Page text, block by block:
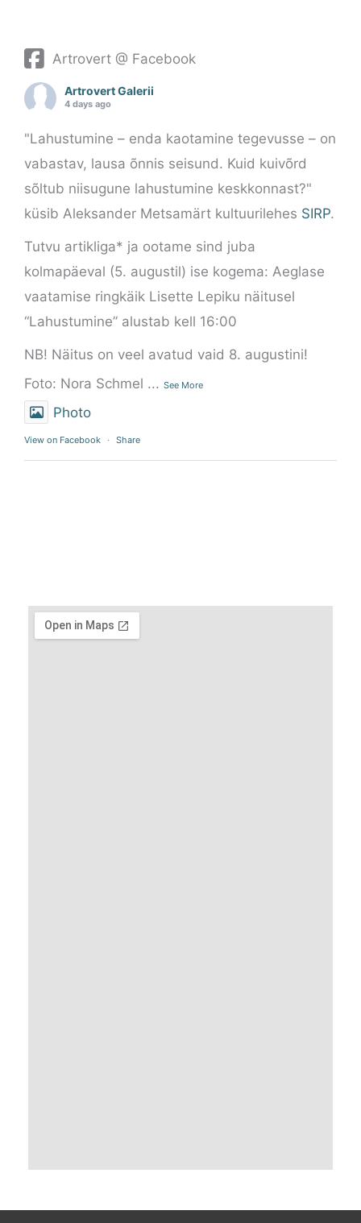
Artrovert @ Facebook
Artrovert Galerii
4 days ago
"Lahustumine – enda kaotamine tegevusse – on
vabastav, lausa õnnis seisund. Kuid kuivõrd
sõltub niisugune lahustumine keskkonnast?"
küsib Aleksander Metsamärt kultuurilehes SIRP.
Tutvu artikliga* ja ootame sind juba
kolmapäeval (5. augustil) ise kogema: Aeglase
vaatamise ringkäik Lisette Lepiku näitusel
“Lahustumine” alustab kell 16:00
NB! Näitus on veel avatud vaid 8. augustini!
Foto: Nora Schmel ... See More
Photo
View on Facebook · Share